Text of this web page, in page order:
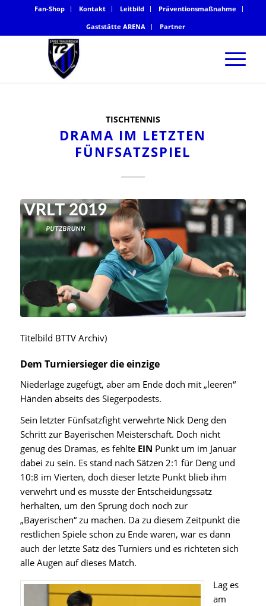
Fan-Shop Kontakt Leitbild
Präventionsmaßnahme
Gaststätte ARENA
Partner
TISCHTENNIS
DRAMA IM LETZTEN
FÜNFSATZSPIEL
Titelbild BTTV Archiv)
Dem Turniersieger die einzige
Niederlage zugefügt, aber am Ende doch mit „leeren“
Händen abseits des Siegerpodests.
Sein letzter Fünfsatzfight verwehrte Nick Deng den
Schritt zur Bayerischen Meisterschaft. Doch nicht
genug des Dramas, es fehlteEIN Punkt um im Januar
dabei zu sein. Es stand nach Sätzen 2:1 für Deng und
10:8 im Vierten, doch dieser letzte Punkt blieb ihm
verwehrt und es musste der Entscheidungssatz
herhalten, um den Sprung doch noch zur
„Bayerischen“ zu machen. Da zu diesem Zeitpunkt die
restlichen Spiele schon zu Ende waren, war es dann
auch der letzte Satz des Turniers und es richteten sich
alle Augen auf dieses Match.
Lag es
am